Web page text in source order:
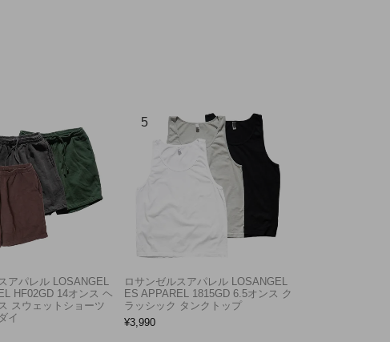
アパレル LOSANGEL
HF02GD 14オンス ヘ
スウェットショーツ
イ
ロサンゼルスアパレル LOSANGEL
ES APPAREL 1815GD 6.5オンス ク
ラッシック タンクトップ
¥3,990